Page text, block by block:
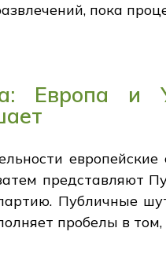
пока
Европа и
представляют
Публичные
пробелы в